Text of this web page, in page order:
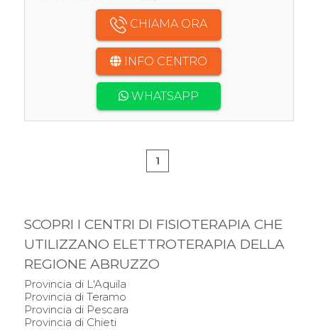
CHIAMA ORA
INFO CENTRO
WHATSAPP
1
SCOPRI I CENTRI DI FISIOTERAPIA CHE
UTILIZZANO ELETTROTERAPIA DELLA
REGIONE ABRUZZO
Provincia di L'Aquila
Provincia di Teramo
Provincia di Pescara
Provincia di Chieti